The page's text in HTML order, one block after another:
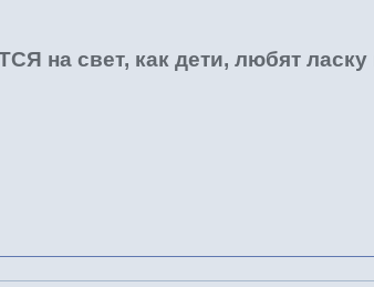
на свет, как дети, любят ласку